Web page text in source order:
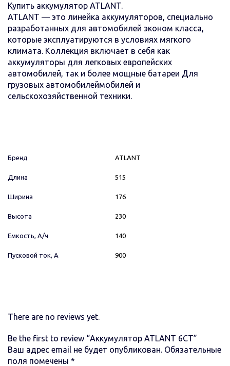
Купить аккумулятор ATLANT.
ATLANT — это линейка аккумуляторов, специально
разработанных для автомобилей эконом класса,
которые эксплуатируются в условиях мягкого
климата. Коллекция включает в себя как
аккумуляторы для легковых европейских
автомобилей, так и более мощные батареи Для
грузовых автомобилеймобилей и
сельскохозяйственной техники.
Бренд ATLANT
Длина 515
Ширина 176
Высота 230
Емкость, А/ч 140
Пусковой ток, А 900
There are no reviews yet.
Be the first to review “Аккумулятор ATLANT 6СТ”
Ваш адрес email не будет опубликован. Обязательные
поля помечены *